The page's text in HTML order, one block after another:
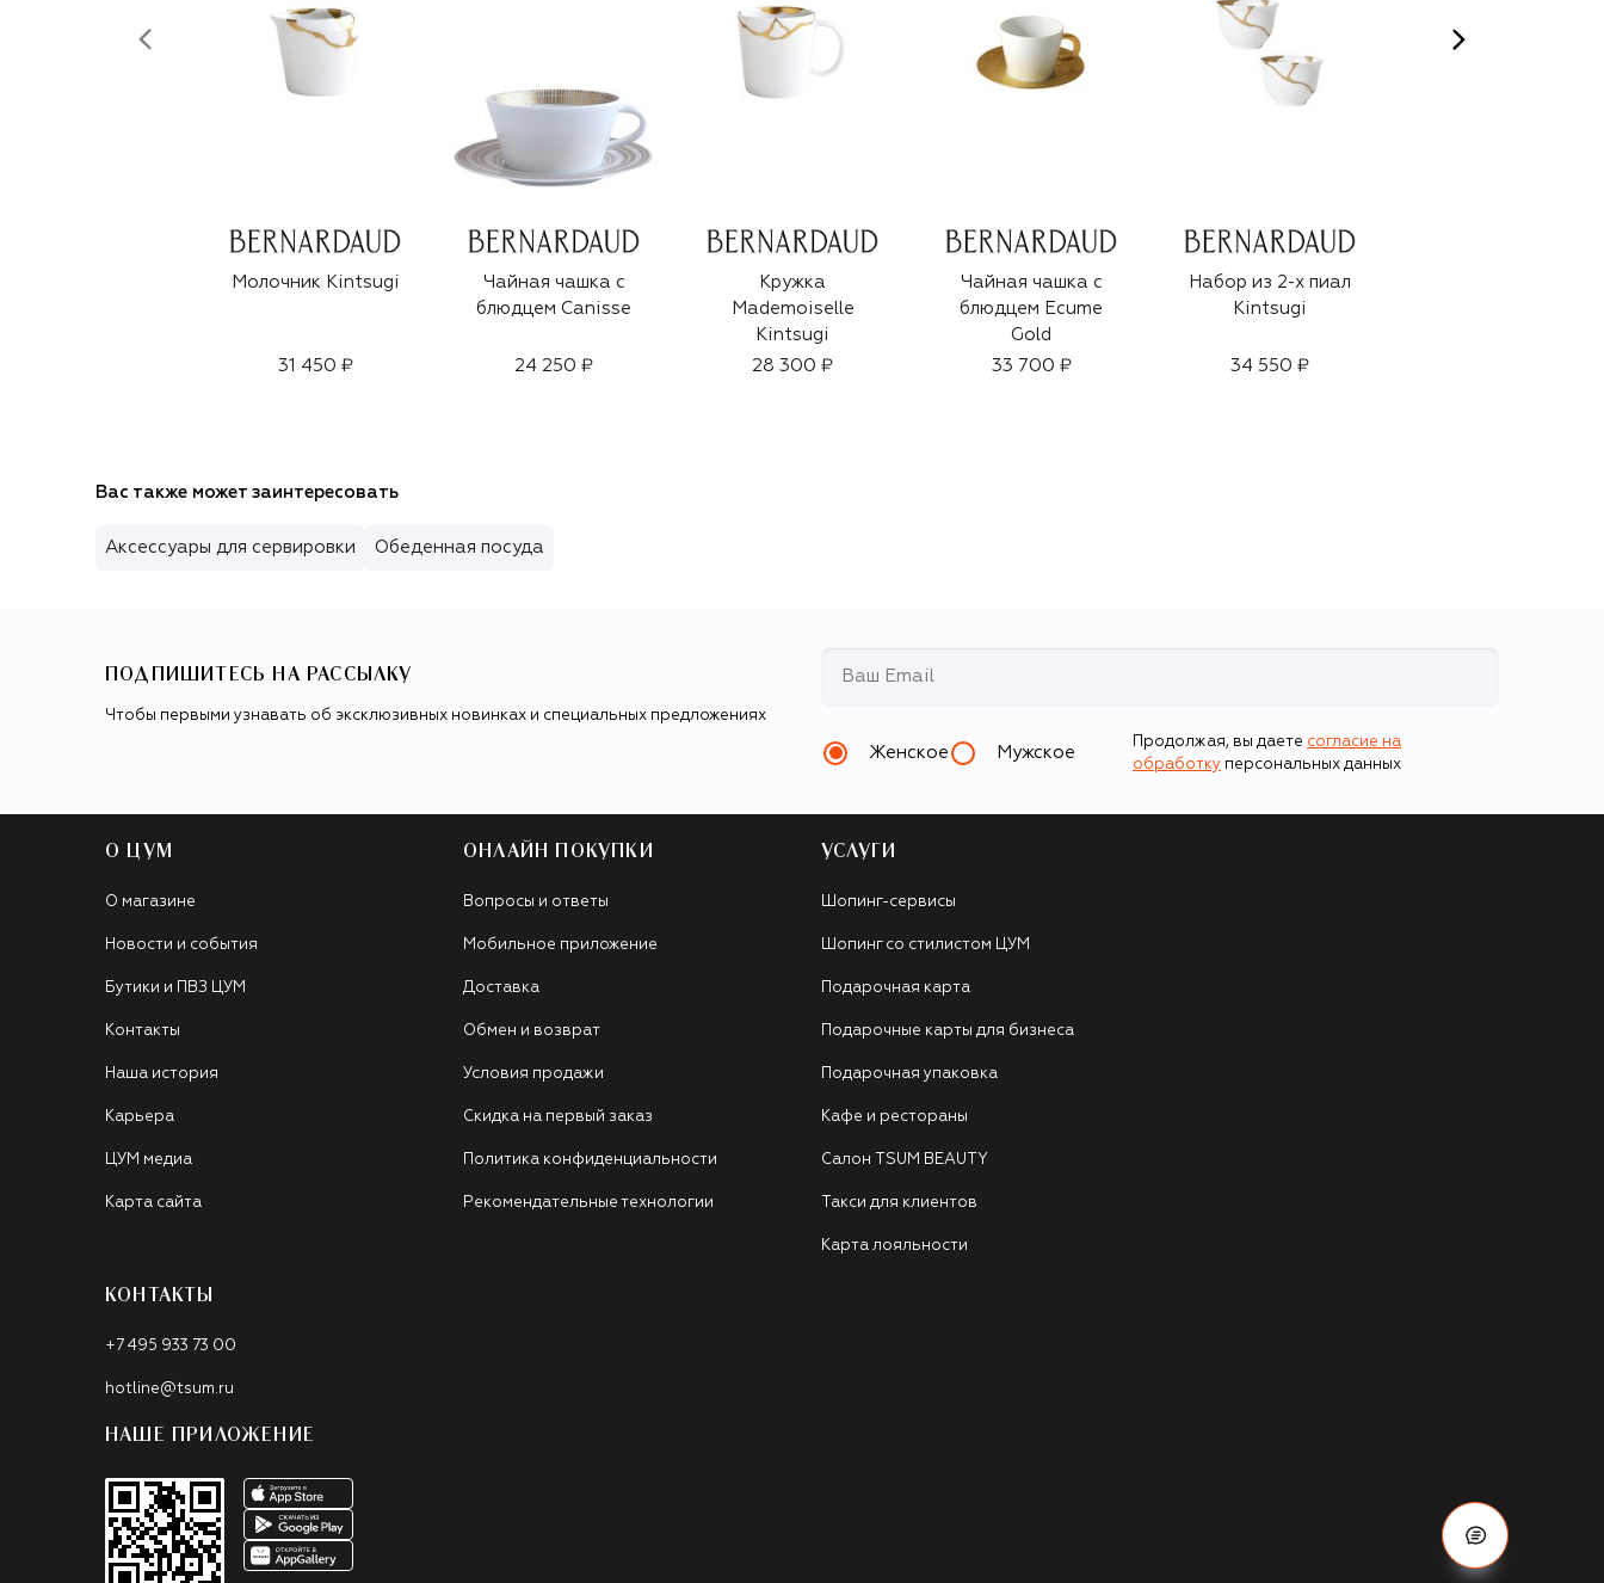
Молочник Kintsugi
31 450 ₽
Чайная чашка с
блюдцем Canisse
24 250 ₽
Кружка
Mademoiselle
Kintsugi
28 300 ₽
Чайная чашка с
блюдцем Ecume
Gold
33 700 ₽
Набор из 2-х пиал
Kintsugi
34 550 ₽
Вас также может заинтересовать
Аксессуары для сервировки Обеденная посуда
ПОДПИШИТЕСЬ НА РАССЫЛКУ
Чтобы первыми узнавать об эксклюзивных новинках и специальных предложениях
Женское Мужское
Продолжая, вы даете согласие на
обработку персональных данных
О ЦУМ
О магазине
Новости и события
Бутики и ПВЗ ЦУМ
Контакты
Наша история
Карьера
ЦУМ медиа
Карта сайта
ОНЛАЙН ПОКУПКИ
Вопросы и ответы
Мобильное приложение
Доставка
Обмен и возврат
Условия продажи
Скидка на первый заказ
Политика конфиденциальности
Рекомендательные технологии
УСЛУГИ
Шопинг-сервисы
Шопинг со стилистом ЦУМ
Подарочная карта
Подарочные карты для бизнеса
Подарочная упаковка
Кафе и рестораны
Салон TSUM BEAUTY
Такси для клиентов
Карта лояльности
КОНТАКТЫ
+7 495 933 73 00
hotline@tsum.ru
НАШЕ ПРИЛОЖЕНИЕ